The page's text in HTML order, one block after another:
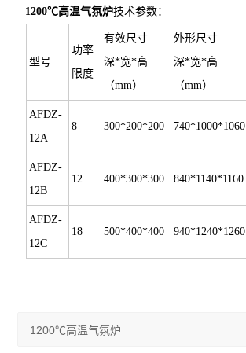
1200℃高温气氛炉技术参数：
型号
功率
限度
有效尺寸
深*宽*高
（mm）
外形尺寸
深*宽*高
（mm）
AFDZ-
12A
8 300*200*200 740*1000*1060
AFDZ-
12B
12 400*300*300 840*1140*1160
AFDZ-
12C
18 500*400*400 940*1240*1260